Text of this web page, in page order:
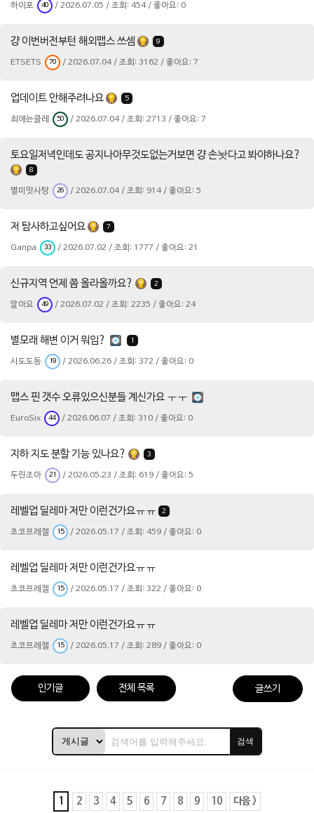
하이포 40 / 2026.07.05 / 조회: 454 / 좋아요: 0
걍 이번버전부턴 해외맵스 쓰셈 9
ETSETS 70 / 2026.07.04 / 조회: 3162 / 좋아요: 7
업데이트 안해주려나요 5
최애는클레 50 / 2026.07.04 / 조회: 2713 / 좋아요: 7
토요일저녁인데도 공지나아무것도없는거보면 걍 손놧다고 봐야하나요?
8
별미맛사탕 26 / 2026.07.04 / 조회: 914 / 좋아요: 5
저 탐사하고싶어요 7
Ganpa 33 / 2026.07.02 / 조회: 1777 / 좋아요: 21
신규지역 언제 쯤 올라올까요? 2
알아요 49 / 2026.07.02 / 조회: 2235 / 좋아요: 24
별모래 해변 이거 뭐임? 1
시도도동 19 / 2026.06.26 / 조회: 372 / 좋아요: 0
맵스 핀 갯수 오류있으신분들 계신가요 ㅜㅜ
EuroSix 44 / 2026.06.07 / 조회: 310 / 좋아요: 0
지하 지도 분할 기능 있나요? 3
두린조아 21 / 2026.05.23 / 조회: 619 / 좋아요: 5
레벨업 딜레마 저만 이런건가요ㅠㅠ 2
초코프레첼 15 / 2026.05.17 / 조회: 459 / 좋아요: 0
레벨업 딜레마 저만 이런건가요ㅠㅠ
초코프레첼 15 / 2026.05.17 / 조회: 322 / 좋아요: 0
레벨업 딜레마 저만 이런건가요ㅠㅠ
초코프레첼 15 / 2026.05.17 / 조회: 289 / 좋아요: 0
인기글 전체 목록 글쓰기
검색
1 2 3 4 5 6 7 8 9 10 다음 >